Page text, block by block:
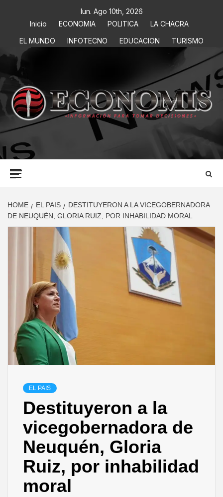
lun. Ago 10th, 2026
Inicio
ECONOMIA POLITICA
LA CHACRA
EL MUNDO
INFOTECNO EDUCACION TURISMO
ECONOMIS
INFORMACIÓN PARA TOMAR DECISIONES
HOME EL PAIS
DESTITUYERON A LA VICEGOBERNADORA
DE NEUQUÉN, GLORIA RUIZ, POR INHABILIDAD MORAL
EL PAIS
Destituyeron a la
vicegobernadora de
Neuquén, Gloria
Ruiz, por inhabilidad
moral